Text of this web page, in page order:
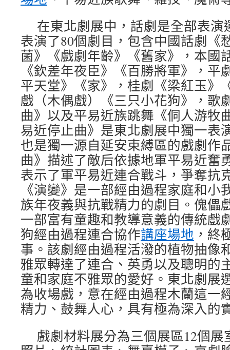
在東北劇展中，話劇是全部表
表演了80個劇目，包含中國話劇《
菌》《戲劇年齡》《舊家》，本國
《欽差年夜臣》《百勝將軍》，平
平天堂》《家》，桂劇《梁紅玉》
戲（木偶戲）《三只小花狗》，歌
曲》以及平易近族跳舞《侗人游牧
易近停止曲》是東北劇展中獨一表
也是獨一源自延安束縛區的戲劇作
曲》描述了敵后依據地軍平易近奮
表示了軍平易近連合戰斗，爭奪抗
《演變》是一部經由過程家庭和小
族年夜義與抗戰精力的劇目。傀儡
一部富有童趣和教導意義的傳統戲
狗經由過程連合協作講座場地 ，終
事。該劇經由過程活潑的植物抽像
雅眾轉達了連合、英勇以及聰明的
童和家庭不雅眾的愛好。東北劇展
為收場戲，意在經由過程木蘭這一
精力、鼓舞人心，具有極為深入的
戲劇材料展分為三個展區12個